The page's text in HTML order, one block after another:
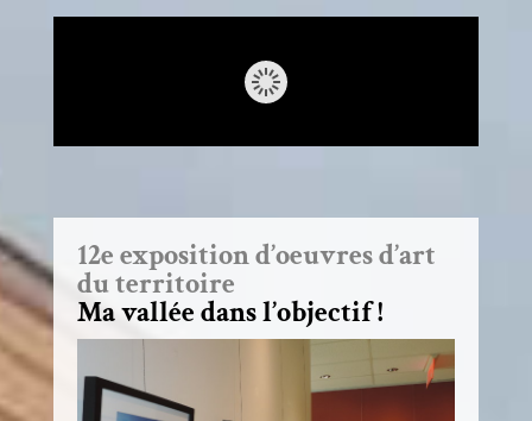
12e exposition d’oeuvres d’art
du territoire
Ma vallée dans l’objectif !